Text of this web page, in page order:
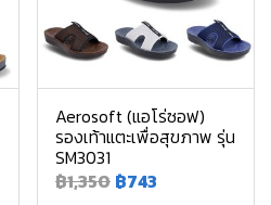
Aerosoft (แอโร่ซอฟ)
รองเท้าแตะเพื่อสุขภาพ รุ่น
SM3031
฿1,350 ฿743